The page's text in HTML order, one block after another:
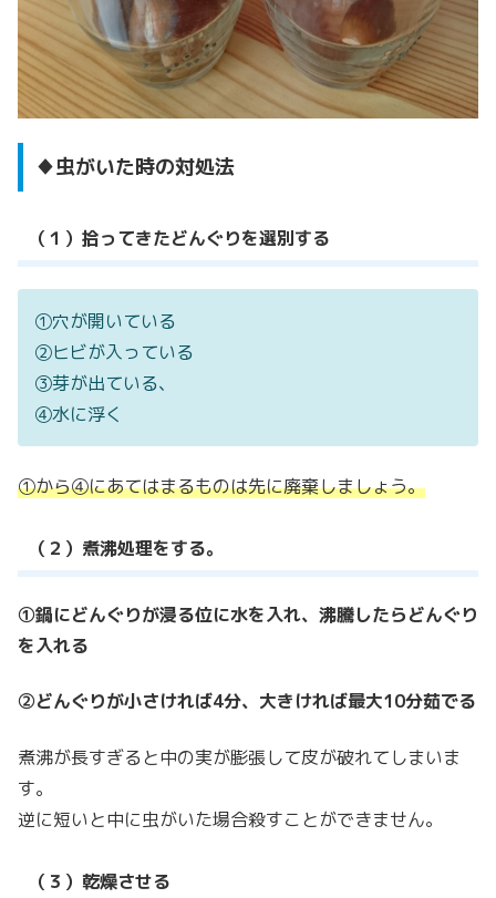
♦虫がいた時の対処法
（１）拾ってきたどんぐりを選別する
①穴が開いている
②ヒビが入っている
③芽が出ている、
④水に浮く
①から④にあてはまるものは先に廃棄しましょう。
（２）煮沸処理をする。
①鍋にどんぐりが浸る位に水を入れ、沸騰したらどんぐり
を入れる
②どんぐりが小さければ4分、大きければ最大10分茹でる
煮沸が長すぎると中の実が膨張して皮が破れてしまいま
す。
逆に短いと中に虫がいた場合殺すことができません。
（３）乾燥させる